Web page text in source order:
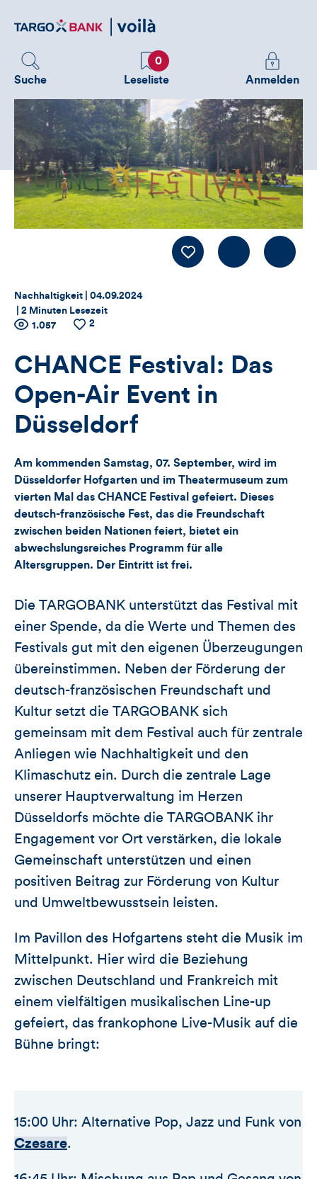
zum
Suche
Favoriten
0
Leseliste
Melden
Sie
an
um
zusätzliche
zu
sehen
Anmelden
LIKE Kommentieren
Thema:
Nachhaltigkeit | Datum:
04.09.2024
2 Minuten Lesezeit
Zähler
für
Views,
Likes
und
Kommentare
dieses
Artikels
Anzahl
Views
1.057
Anzahl
Likes
2
CHANCE Festival: Das
Open-Air Event in
Düsseldorf
Am kommenden Samstag, 07. September, wird im
Düsseldorfer Hofgarten und im Theatermuseum zum
vierten Mal das CHANCE Festival gefeiert. Dieses
deutsch-französische Fest, das die Freundschaft
zwischen beiden Nationen feiert, bietet ein
abwechslungsreiches Programm für alle
Altersgruppen. Der Eintritt ist frei.
Die TARGOBANK unterstützt das Festival mit
einer Spende, da die Werte und Themen des
Festivals gut mit den eigenen Überzeugungen
übereinstimmen. Neben der Förderung der
deutsch-französischen Freundschaft und
Kultur setzt die TARGOBANK sich
gemeinsam mit dem Festival auch für zentrale
Anliegen wie Nachhaltigkeit und den
Klimaschutz ein. Durch die zentrale Lage
unserer Hauptverwaltung im Herzen
Düsseldorfs möchte die TARGOBANK ihr
Engagement vor Ort verstärken, die lokale
Gemeinschaft unterstützen und einen
positiven Beitrag zur Förderung von Kultur
und Umweltbewusstsein leisten.
Im Pavillon des Hofgartens steht die Musik im
Mittelpunkt. Hier wird die Beziehung
zwischen Deutschland und Frankreich mit
einem vielfältigen musikalischen Line-up
gefeiert, das frankophone Live-Musik auf die
Bühne bringt:
15:00 Uhr: Alternative Pop, Jazz und Funk von
Czesare.